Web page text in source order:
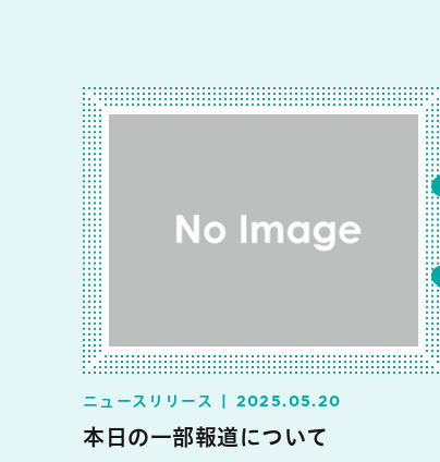
ニュースリリース 2025.05.20
本日の一部報道について